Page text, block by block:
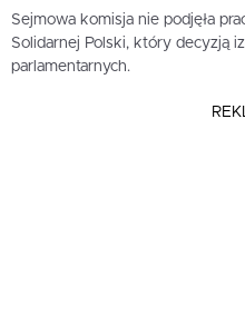
Sejmowa komisja nie podjęła
Solidarnej Polski, który decyzją
parlamentarnych.